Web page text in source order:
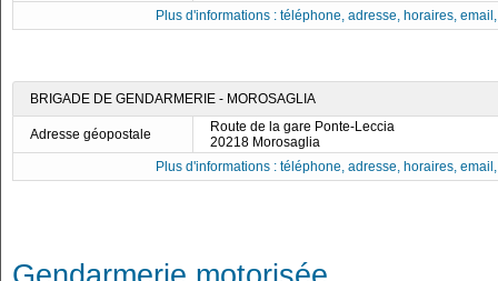
Plus d'informations : téléphone, adresse, horaires,
BRIGADE DE GENDARMERIE - MOROSAGLIA
Adresse géopostale
Route de la gare Ponte-Leccia
20218 Morosaglia
Plus d'informations : téléphone, adresse, horaires,